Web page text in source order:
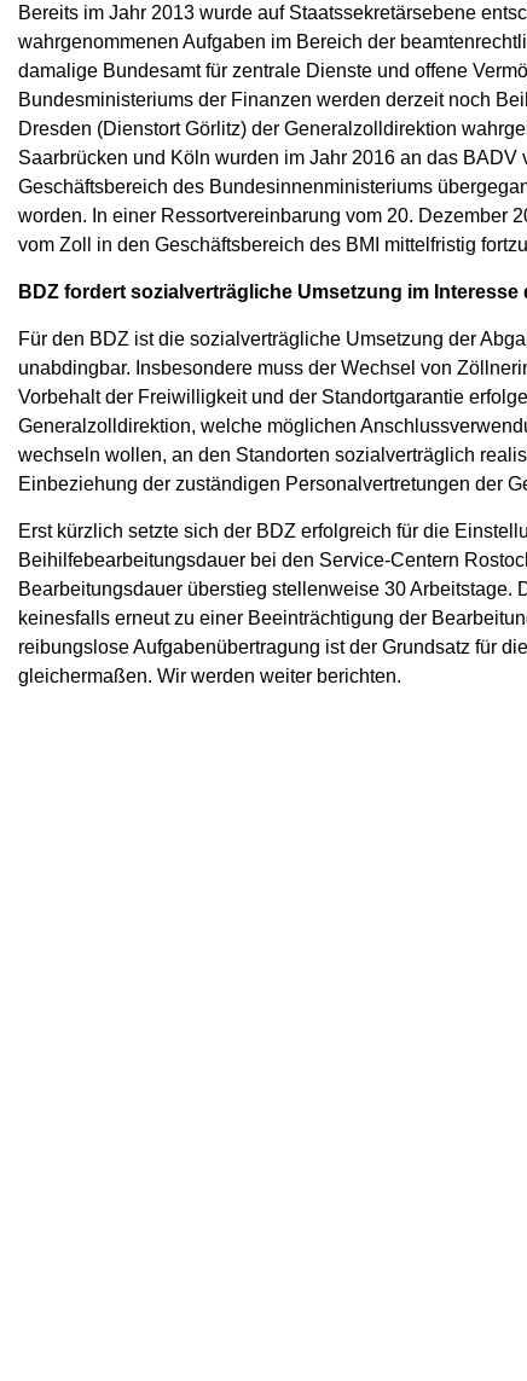
Bereits im Jahr 2013 wurde auf Staatssekretärsebene
wahrgenommenen Aufgaben im Bereich der
damalige Bundesamt für zentrale Dienste und offene
Bundesministeriums der Finanzen werden derzeit noch
Dresden (Dienstort Görlitz) der Generalzolldirektion
Saarbrücken und Köln wurden im Jahr 2016 an das
Geschäftsbereich des Bundesinnenministeriums
worden. In einer Ressortvereinbarung vom 20. Dezember
vom Zoll in den Geschäftsbereich des BMI mittelfristig
BDZ fordert sozialverträgliche Umsetzung im
Für den BDZ ist die sozialverträgliche Umsetzung der
unabdingbar. Insbesondere muss der Wechsel von
Vorbehalt der Freiwilligkeit und der Standortgarantie
Generalzolldirektion, welche möglichen
wechseln wollen, an den Standorten sozialverträglich
Einbeziehung der zuständigen Personalvertretungen der
Erst kürzlich setzte sich der BDZ erfolgreich für die
Beihilfebearbeitungsdauer bei den Service-Centern
Bearbeitungsdauer überstieg stellenweise 30
keinesfalls erneut zu einer Beeinträchtigung der
reibungslose Aufgabenübertragung ist der Grundsatz für
gleichermaßen. Wir werden weiter berichten.